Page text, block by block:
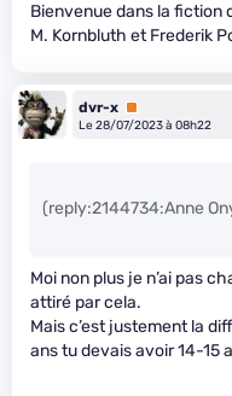
Bienvenue dans la fiction
M. Kornbluth et Frederik
dvr-x Premium
Le 28/07/2023 à 08h22
(reply:2144734:Anne
Moi non plus je n’ai pas
attiré par cela.
Mais c’est justement la
ans tu devais avoir 14-15